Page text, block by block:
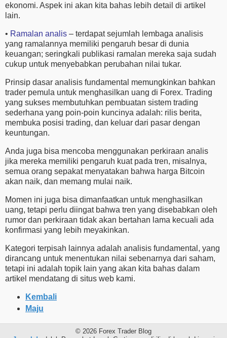
ekonomi. Aspek ini akan kita bahas lebih detail di artikel
lain.
• Ramalan analis – terdapat sejumlah lembaga analisis
yang ramalannya memiliki pengaruh besar di dunia
keuangan; seringkali publikasi ramalan mereka saja sudah
cukup untuk menyebabkan perubahan nilai tukar.
Prinsip dasar analisis fundamental memungkinkan bahkan
trader pemula untuk menghasilkan uang di Forex. Trading
yang sukses membutuhkan pembuatan sistem trading
sederhana yang poin-poin kuncinya adalah: rilis berita,
membuka posisi trading, dan keluar dari pasar dengan
keuntungan.
Anda juga bisa mencoba menggunakan perkiraan analis
jika mereka memiliki pengaruh kuat pada tren, misalnya,
semua orang sepakat menyatakan bahwa harga Bitcoin
akan naik, dan memang mulai naik.
Momen ini juga bisa dimanfaatkan untuk menghasilkan
uang, tetapi perlu diingat bahwa tren yang disebabkan oleh
rumor dan perkiraan tidak akan bertahan lama kecuali ada
konfirmasi yang lebih meyakinkan.
Kategori terpisah lainnya adalah analisis fundamental, yang
dirancang untuk menentukan nilai sebenarnya dari saham,
tetapi ini adalah topik lain yang akan kita bahas dalam
artikel mendatang di situs web kami.
Kembali
Maju
© 2026 Forex Trader Blog